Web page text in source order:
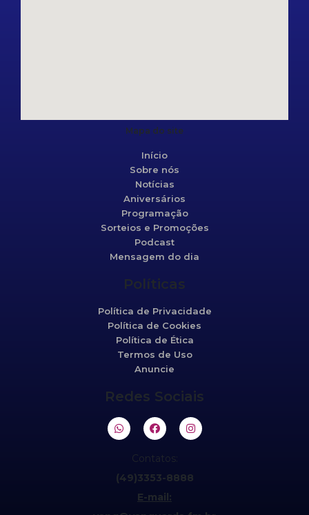
Mapa do site
Início
Sobre nós
Notícias
Aniversários
Programação
Sorteios e Promoções
Podcast
Mensagem do dia
Políticas
Política de Privacidade
Política de Cookies
Política de Ética
Termos de Uso
Anuncie
Redes Sociais
Contatos:
(49)3353-8888
E-mail: